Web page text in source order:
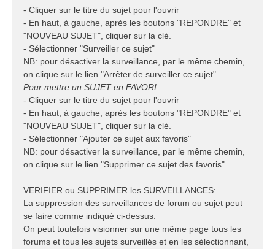
- Cliquer sur le titre du sujet pour l'ouvrir
- En haut, à gauche, après les boutons "REPONDRE" et
"NOUVEAU SUJET", cliquer sur la clé.
- Sélectionner "Surveiller ce sujet"
NB: pour désactiver la surveillance, par le même chemin,
on clique sur le lien "Arrêter de surveiller ce sujet".
Pour mettre un SUJET en FAVORI :
- Cliquer sur le titre du sujet pour l'ouvrir
- En haut, à gauche, après les boutons "REPONDRE" et
"NOUVEAU SUJET", cliquer sur la clé.
- Sélectionner "Ajouter ce sujet aux favoris"
NB: pour désactiver la surveillance, par le même chemin,
on clique sur le lien "Supprimer ce sujet des favoris".
VERIFIER ou SUPPRIMER les SURVEILLANCES:
La suppression des surveillances de forum ou sujet peut
se faire comme indiqué ci-dessus.
On peut toutefois visionner sur une même page tous les
forums et tous les sujets surveillés et en les sélectionnant,